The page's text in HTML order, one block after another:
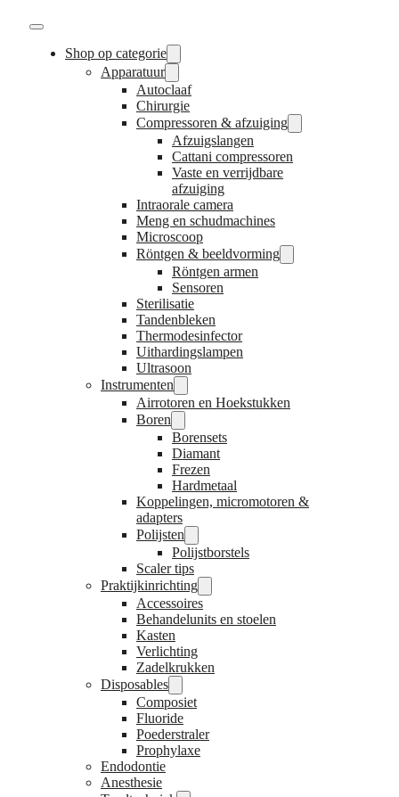
Shop op categorie
Apparatuur
Autoclaaf
Chirurgie
Compressoren & afzuiging
Afzuigslangen
Cattani compressoren
Vaste en verrijdbare
afzuiging
Intraorale camera
Meng en schudmachines
Microscoop
Röntgen & beeldvorming
Röntgen armen
Sensoren
Sterilisatie
Tandenbleken
Thermodesinfector
Uithardingslampen
Ultrasoon
Instrumenten
Airrotoren en Hoekstukken
Boren
Borensets
Diamant
Frezen
Hardmetaal
Koppelingen, micromotoren &
adapters
Polijsten
Polijstborstels
Scaler tips
Praktijkinrichting
Accessoires
Behandelunits en stoelen
Kasten
Verlichting
Zadelkrukken
Disposables
Composiet
Fluoride
Poederstraler
Prophylaxe
Endodontie
Anesthesie